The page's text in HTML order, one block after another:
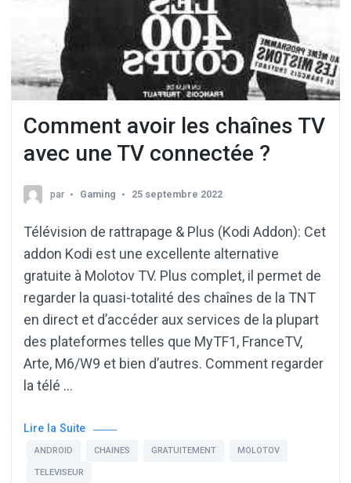
Comment avoir les chaînes TV
avec une TV connectée ?
par Gaming 25 septembre 2022
Télévision de rattrapage & Plus (Kodi Addon): Cet
addon Kodi est une excellente alternative
gratuite à Molotov TV. Plus complet, il permet de
regarder la quasi-totalité des chaînes de la TNT
en direct et d’accéder aux services de la plupart
des plateformes telles que MyTF1, FranceTV,
Arte, M6/W9 et bien d’autres. Comment regarder
la télé …
Lire la Suite
ANDROID CHAINES GRATUITEMENT MOLOTOV
TELEVISEUR